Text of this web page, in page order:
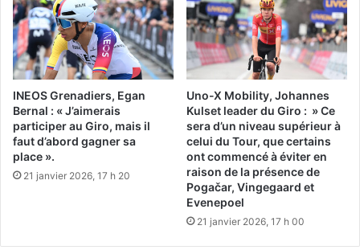
INEOS Grenadiers, Egan
Bernal : « J’aimerais
participer au Giro, mais il
faut d’abord gagner sa
place ».
21 janvier 2026, 17 h 20
Uno-X Mobility, Johannes
Kulset leader du Giro : » Ce
sera d’un niveau supérieur à
celui du Tour, que certains
ont commencé à éviter en
raison de la présence de
Pogačar, Vingegaard et
Evenepoel
21 janvier 2026, 17 h 00